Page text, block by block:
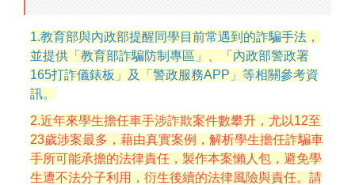
1.教育部與內政部提醒同學目前常遇到的詐騙手法，
並提供「教育部詐騙防制專區」、「內政部警政署
165打詐儀錶板」及「警政服務APP」等相關參考資
訊。
2.近年來學生擔任車手涉詐欺案件數攀升，尤以12至
23歲涉案最多，藉由真實案例，解析學生擔任詐騙車
手所可能承擔的法律責任，製作本案懶人包，避免學
生遭不法分子利用，衍生後續的法律風險與責任。請